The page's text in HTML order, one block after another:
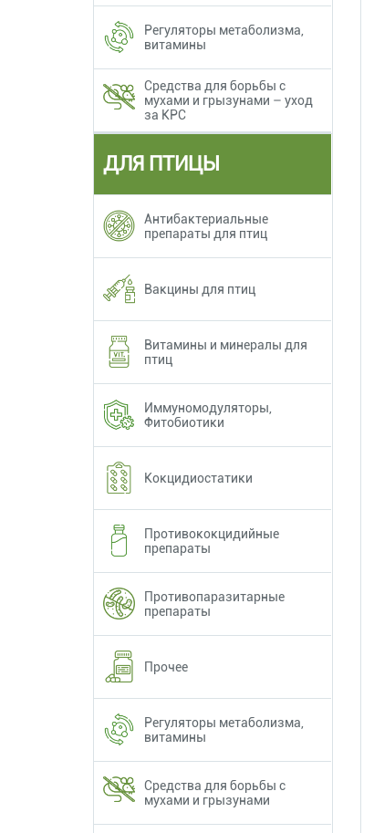
Регуляторы метаболизма,
витамины
Средства для борьбы с
мухами и грызунами – уход
за КРС
ДЛЯ ПТИЦЫ
Антибактериальные
препараты для птиц
Вакцины для птиц
Витамины и минералы для
птиц
Иммуномодуляторы,
Фитобиотики
Кокцидиостатики
Противококцидийные
препараты
Противопаразитарные
препараты
Прочее
Регуляторы метаболизма,
витамины
Средства для борьбы с
мухами и грызунами